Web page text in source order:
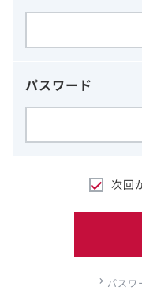
パスワード
次回
パスワ